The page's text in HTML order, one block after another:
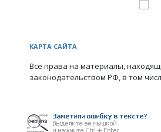
КАРТА САЙТА
Все права на материалы,
законодательством РФ, в том